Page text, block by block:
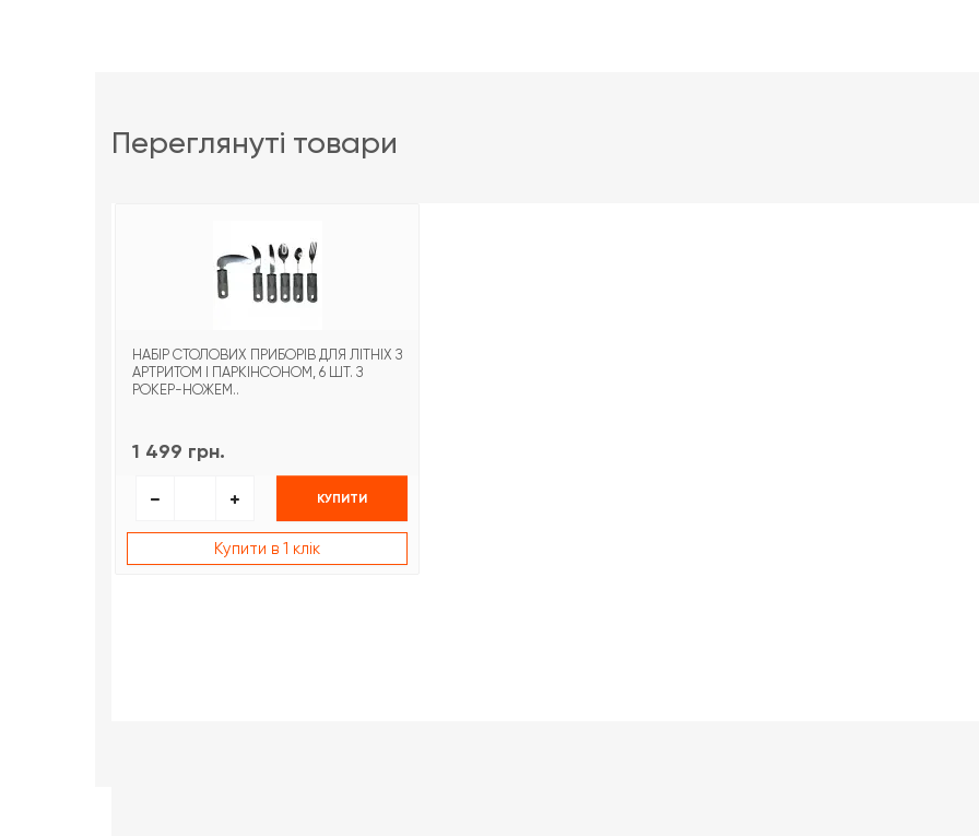
переглянуті товари
НАБІР СТОЛОВИХ ПРИБОРІВ ДЛЯ ЛІТНІХ З
АРТРИТОМ І ПАРКІНСОНОМ, 6 ШТ. З
РОКЕР-НОЖЕМ..
1 499 грн.
КУПИТИ
Купити в 1 клік